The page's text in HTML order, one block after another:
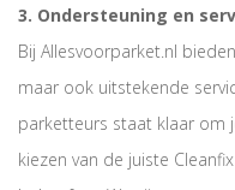
3. Ondersteuning en
Bij Allesvoorparket.nl
maar ook uitstekende
parketteurs staat klaar om
kiezen van de juiste